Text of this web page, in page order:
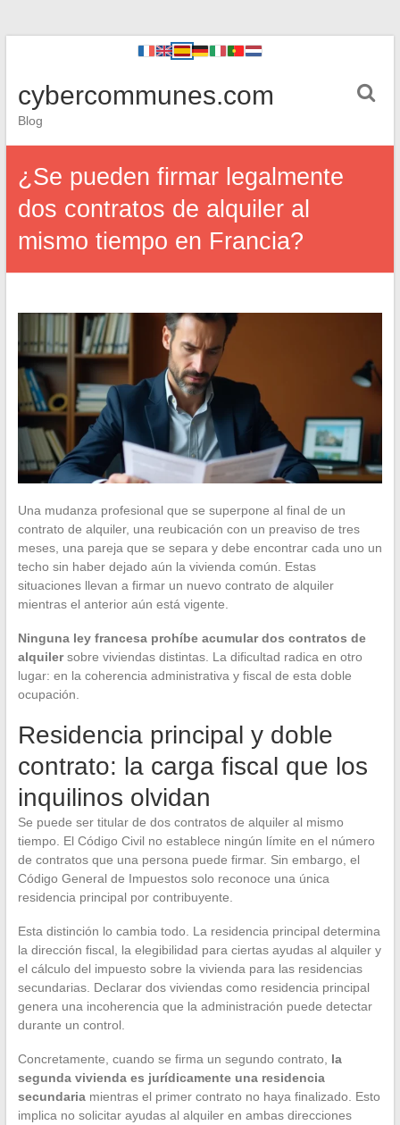
cybercommunes.com
Blog
¿Se pueden firmar legalmente
dos contratos de alquiler al
mismo tiempo en Francia?
Una mudanza profesional que se superpone al final de un
contrato de alquiler, una reubicación con un preaviso de tres
meses, una pareja que se separa y debe encontrar cada uno un
techo sin haber dejado aún la vivienda común. Estas
situaciones llevan a firmar un nuevo contrato de alquiler
mientras el anterior aún está vigente.
Ninguna ley francesa prohíbe acumular dos contratos de
alquilersobre viviendas distintas. La dificultad radica en otro
lugar: en la coherencia administrativa y fiscal de esta doble
ocupación.
Residencia principal y doble
contrato: la carga fiscal que los
inquilinos olvidan
Se puede ser titular de dos contratos de alquiler al mismo
tiempo. El Código Civil no establece ningún límite en el número
de contratos que una persona puede firmar. Sin embargo, el
Código General de Impuestos solo reconoce una única
residencia principal por contribuyente.
Esta distinción lo cambia todo. La residencia principal determina
la dirección fiscal, la elegibilidad para ciertas ayudas al alquiler y
el cálculo del impuesto sobre la vivienda para las residencias
secundarias. Declarar dos viviendas como residencia principal
genera una incoherencia que la administración puede detectar
durante un control.
Concretamente, cuando se firma un segundo contrato, la
segunda vivienda es jurídicamente una residencia
secundariamientras el primer contrato no haya finalizado. Esto
implica no solicitar ayudas al alquiler en ambas direcciones